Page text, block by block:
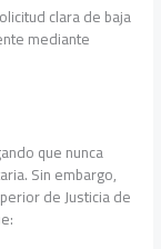
clara de baja
mediante
que nunca
Sin embargo,
de Justicia de